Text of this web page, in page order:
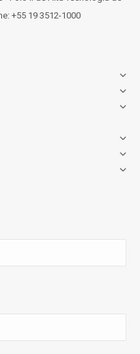
+55 19 3512-1000